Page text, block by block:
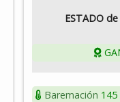
ESTADO
Baremación